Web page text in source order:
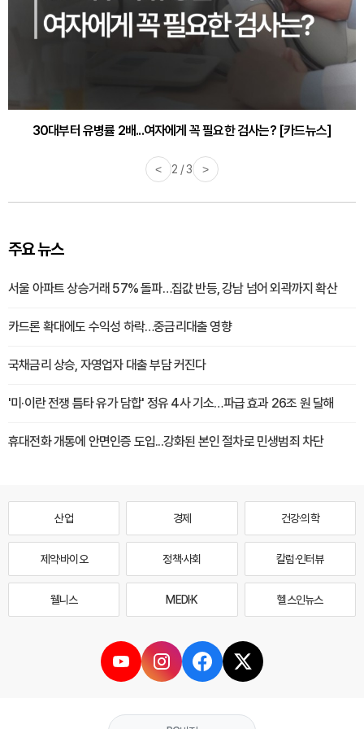
30대부터 유병률 2배...여자에게 꼭 필요한 검사는? [카드뉴스]
< 2 / 3 >
주요 뉴스
서울 아파트 상승거래 57% 돌파…집값 반등, 강남 넘어 외곽까지 확산
카드론 확대에도 수익성 하락…중금리대출 영향
국채금리 상승, 자영업자 대출 부담 커진다
'미·이란 전쟁 틈타 유가 담합' 정유 4사 기소…파급 효과 26조 원 달해
휴대전화 개통에 안면인증 도입...강화된 본인 절차로 민생범죄 차단
산업 경제 건강·의학
제약·바이오 정책·사회 칼럼·인터뷰
웰니스 MEDI·K 헬스인뉴스